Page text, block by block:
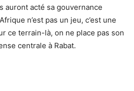
auront acté sa gouvernance
n’est pas un jeu, c’est une
ce terrain-là, on ne place pas son
centrale à Rabat.